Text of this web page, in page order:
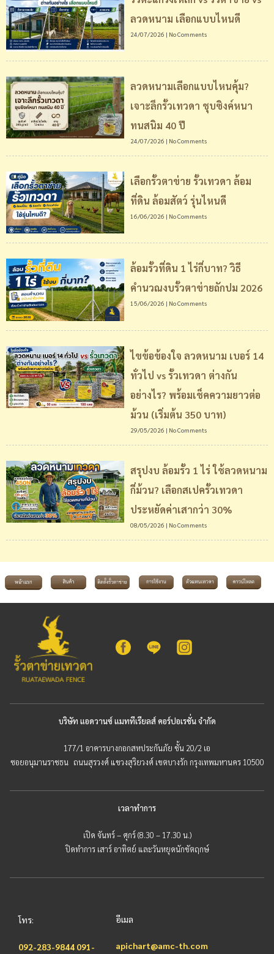
ลวดหนาม เลือกแบบไหนดี
24/07/2026 No Comments
ลวดหนามเลือกแบบไหนคุ้ม?
เจาะลึกรั้วเทวดา ชุบซิงค์หนา
ทนสนิม 40 ปี
24/07/2026 No Comments
เลือกรั้วตาข่าย รั้วเทวดา ล้อม
ที่ดิน ล้อมสัตว์ รุ่นไหนดี
16/06/2026 No Comments
ล้อมรั้วที่ดิน 1 ไร่กี่บาท? วิธี
คำนวณงบรั้วตาข่ายถักปม 2026
15/06/2026 No Comments
ไขข้อข้องใจ ลวดหนาม เบอร์ 14
ทั่วไป vs รั้วเทวดา ต่างกัน
อย่างไร? พร้อมเช็คความยาวต่อ
ม้วน (เริ่มต้น 350 บาท)
29/05/2026 No Comments
สรุปงบ ล้อมรั้ว 1 ไร่ ใช้ลวดหนาม
กี่ม้วน? เลือกสเปครั้วเทวดา
ประหยัดค่าเสากว่า 30%
08/05/2026 No Comments
บริษัท แอดวานซ์ แมททีเรียลส์ คอร์ปอเรชั่น จำกัด
177/1 อาคารบางกอกสหประกันภัย ชั้น 20/2 เอ
ซอยอนุมานราชธน ถนนสุรวงศ์ แขวงสุริยวงศ์ เขตบางรัก กรุงเทพมหานคร 10500
เวลาทำการ
เปิด จันทร์ – ศุกร์ (8.30 – 17.30 น.)
ปิดทำการ เสาร์ อาทิตย์ และวันหยุดนักขัตฤกษ์
โทร:
092-283-9844 091-
อีเมล
apichart@amc-th.com